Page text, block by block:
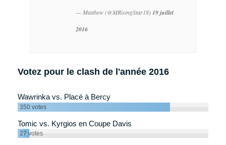
— Matthew (@MRisingStar18)19 juillet
2016
Votez pour le clash de l'année 2016
Wawrinka vs. Placé à Bercy
350 votes
Tomic vs. Kyrgios en Coupe Davis
27 votes